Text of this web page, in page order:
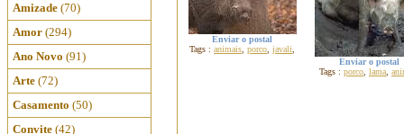
Amizade (70)
Amor (294)
Ano Novo (91)
Arte (72)
Casamento (50)
Convite (42)
Enviar o postal
Tags : animais porco javali
Enviar o postal
Tags : porco lama